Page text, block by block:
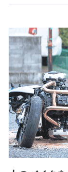
取引先として
続き業務、取引
のため
9.お問い合わ
各種お問い合わ
10.受託業務の
受託業務の遂行
11.マイカー通
ビスに関して